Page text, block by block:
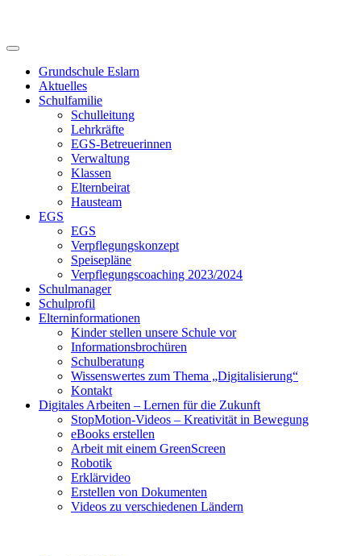
Grundschule Eslarn
Aktuelles
Schulfamilie
Schulleitung
Lehrkräfte
EGS-Betreuerinnen
Verwaltung
Klassen
Elternbeirat
Hausteam
EGS
EGS
Verpflegungskonzept
Speisepläne
Verpflegungscoaching 2023/2024
Schulmanager
Schulprofil
Elterninformationen
Kinder stellen unsere Schule vor
Informationsbrochüren
Schulberatung
Wissenswertes zum Thema „Digitalisierung“
Kontakt
Digitales Arbeiten – Lernen für die Zukunft
StopMotion-Videos – Kreativität in Bewegung
eBooks erstellen
Arbeit mit einem GreenScreen
Robotik
Erklärvideo
Erstellen von Dokumenten
Videos zu verschiedenen Ländern